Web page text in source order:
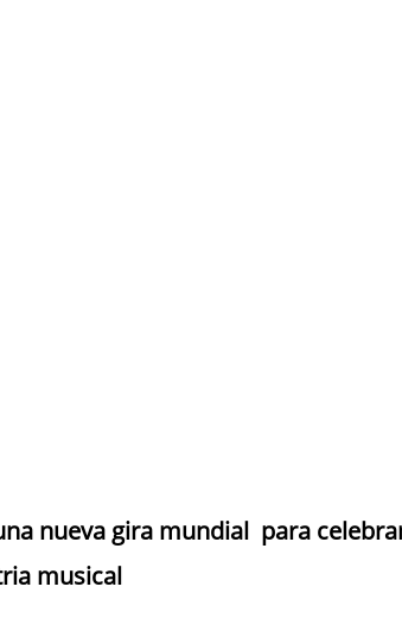
nueva gira mundial  para
musical